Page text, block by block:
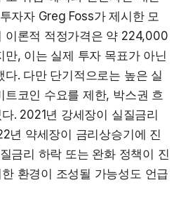
자자 Greg Foss가 제시한 모
이론적 적정가격은 약 224,000
만, 이는 실제 투자 목표가 아닌
. 다만 단기적으로는 높은 실
트코인 수요를 제한, 박스권 흐
. 2021년 강세장이 실질금리
년 약세장이 금리상승기에 진
금리 하락 또는 완화 정책이 진
환경이 조성될 가능성도 언급